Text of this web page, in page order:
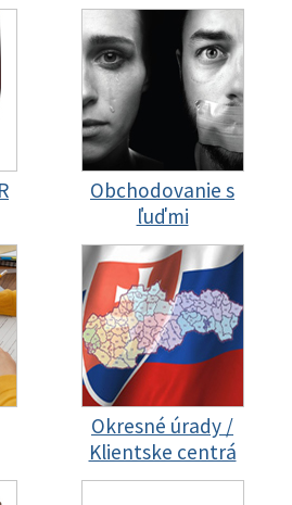
Obchodovanie s
ľuďmi
Okresné úrady /
Klientske centrá